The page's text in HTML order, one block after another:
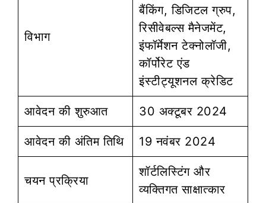
विभाग
बैंकिंग, डिजिटल ग्रुप,
रिसीवेबल्स मैनेजमेंट,
इंफॉर्मेशन टेक्नोलॉजी,
कॉर्पोरेट एंड
इंस्टीट्यूशनल क्रेडिट
आवेदन की शुरुआत 30 अक्टूबर 2024
आवेदन की अंतिम तिथि 19 नवंबर 2024
चयन प्रक्रिया
शॉर्टलिस्टिंग और
व्यक्तिगत साक्षात्कार